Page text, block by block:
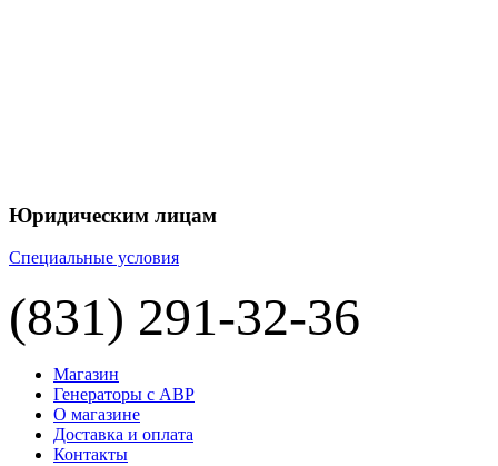
Юридическим лицам
Специальные условия
(831) 291-32-36
Магазин
Генераторы с АВР
О магазине
Доставка и оплата
Контакты